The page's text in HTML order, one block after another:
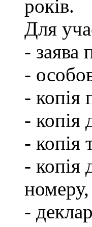
років.
Для
- заява
-
- копія
- копія
- копія
- копія
номеру,
-